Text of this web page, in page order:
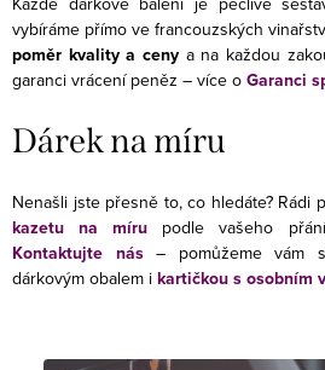
vybíráme přímo ve francouzských
poměr kvality a ceny a na každou
garanci vrácení peněz – více o Garanci
Dárek na míru
Nenašli jste přesně to, co hledáte? Rádi
kazetu na míru podle vašeho
Kontaktujte nás– pomůžeme vám
dárkovým obalem i kartičkou s osobním